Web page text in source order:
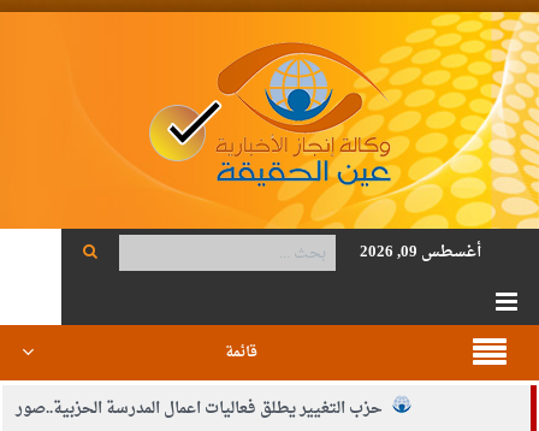
أغسطس 09, 2026
قائمة
حزب التغيير يطلق فعاليات اعمال المدرسة الحزبية..صور